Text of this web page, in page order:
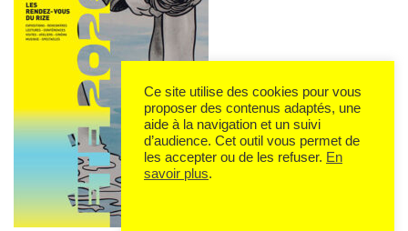
Ce site utilise des cookies pour vous
proposer des contenus adaptés, une
aide à la navigation et un suivi
d’audience. Cet outil vous permet de
les accepter ou de les refuser. En
savoir plus.